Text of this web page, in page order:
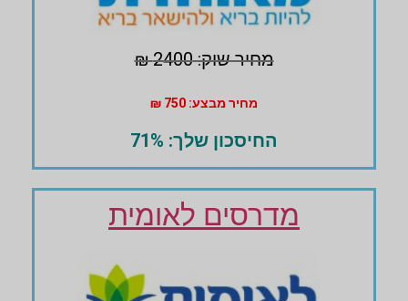
מחיר שוק: 2400 ₪
מחיר מבצע: 750 ₪
החיסכון שלך: 71%
מדרסים לאומית